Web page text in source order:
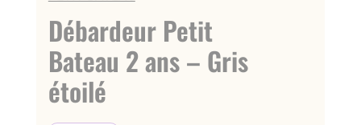
Débardeur Petit
Bateau 2 ans – Gris
étoilé